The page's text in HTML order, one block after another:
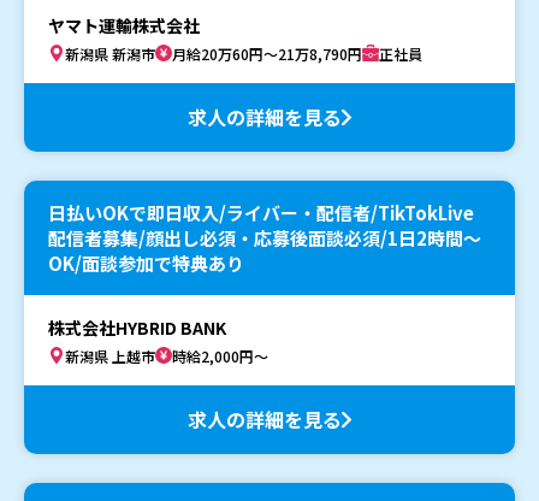
ヤマト運輸株式会社
新潟県 新潟市 月給20万60円～21万8,790円 正社員
求人の詳細を見る
日払いOKで即日収入/ライバー・配信者/TikTokLive
配信者募集/顔出し必須・応募後面談必須/1日2時間〜
OK/面談参加で特典あり
株式会社HYBRID BANK
新潟県 上越市 時給2,000円～
求人の詳細を見る